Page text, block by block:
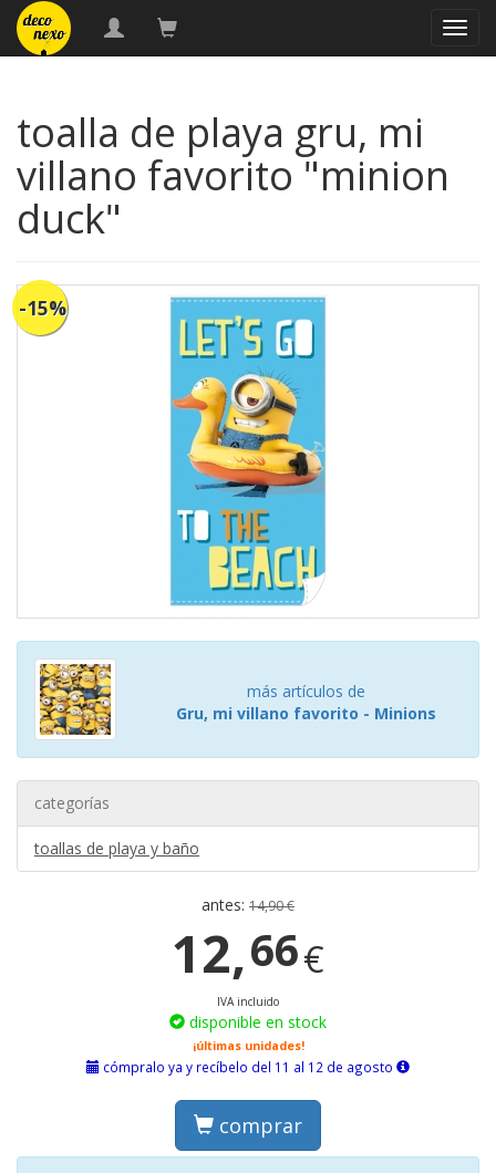
toalla de playa gru, mi
villano favorito "minion
duck"
-15%
más artículos de
Gru, mi villano favorito - Minions
categorías
toallas de playa y baño
antes: 14,90 €
12,66€
IVA incluido
disponible en stock
¡últimas unidades!
cómpralo ya y recíbelo del 11 al 12 de agosto
comprar